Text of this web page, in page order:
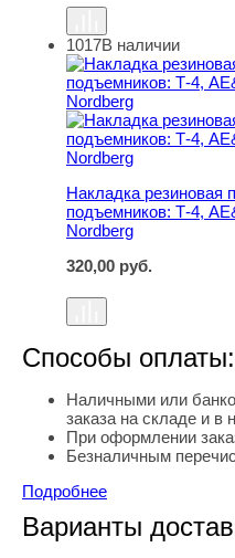
Накладка резиновая
1017В наличии
Накладка резиновая
подъемников: Т-4,
Nordberg
320,00 руб.
Способы оплаты:
Наличными или
заказа на складе и в
При оформлении
Безналичным
Подробнее
Варианты